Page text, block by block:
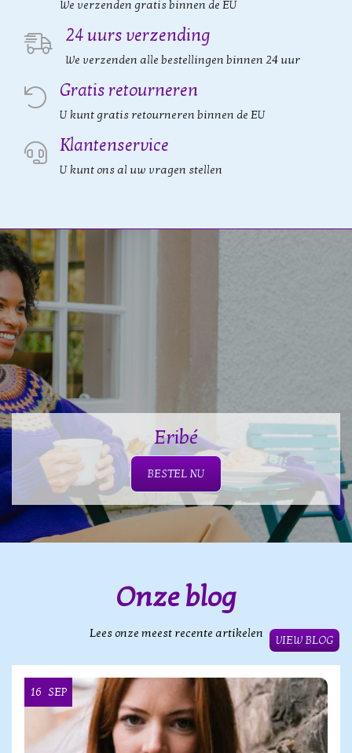
We verzenden gratis binnen de EU
24 uurs verzending
We verzenden alle bestellingen binnen 24 uur
Gratis retourneren
U kunt gratis retourneren binnen de EU
Klantenservice
U kunt ons al uw vragen stellen
Eribé
BESTEL NU
Onze blog
Lees onze meest recente artikelen
VIEW BLOG
16 SEP